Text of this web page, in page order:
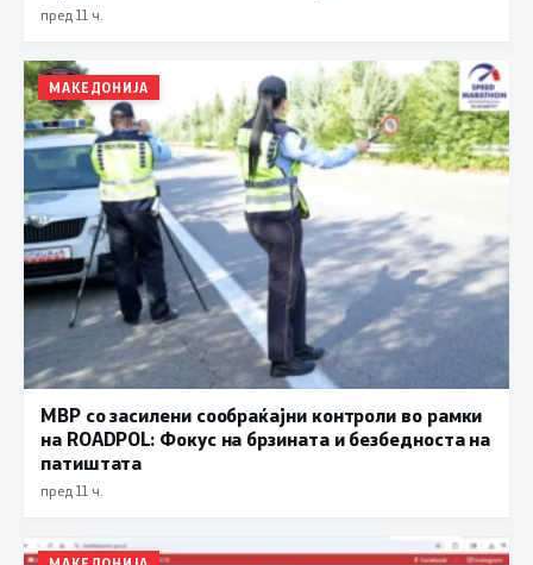
пред 11 ч.
МАКЕДОНИЈА
МВР со засилени сообраќајни контроли во рамки
на ROADPOL: Фокус на брзината и безбедноста на
патиштата
пред 11 ч.